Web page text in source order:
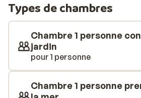
avec tout l’espace nécessaire
ayant accès à l’ensemble des
Arabesque Resort. Les chambres
spacieuses et aménagées avec
entre des chambres avec vue sur
ainsi que plusieurs types de
d’un balcon ou d’une terrasse,
l’extérieur en toute tranquillité.
Types de chambres
Chambre 1 personne
jardin
pour 1 personne
Chambre 1 personne